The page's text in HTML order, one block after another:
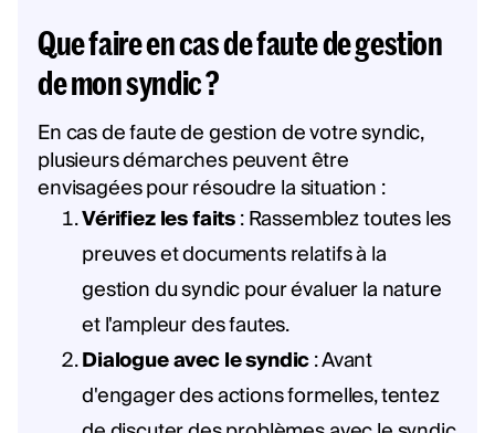
Que faire en cas de faute de gestion
de mon syndic ?
En cas de faute de gestion de votre syndic,
plusieurs démarches peuvent être
envisagées pour résoudre la situation :
Vérifiez les faits: Rassemblez toutes les
preuves et documents relatifs à la
gestion du syndic pour évaluer la nature
et l'ampleur des fautes.
Dialogue avec le syndic: Avant
d'engager des actions formelles, tentez